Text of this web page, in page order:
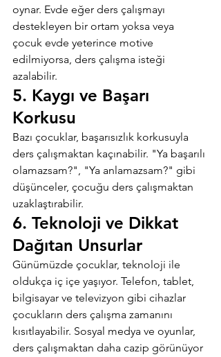
oynar. Evde eğer ders çalışmayı
destekleyen bir ortam yoksa veya
çocuk evde yeterince motive
edilmiyorsa, ders çalışma isteği
azalabilir.
5. Kaygı ve Başarı
Korkusu
Bazı çocuklar, başarısızlık korkusuyla
ders çalışmaktan kaçınabilir. "Ya başarılı
olamazsam?", "Ya anlamazsam?" gibi
düşünceler, çocuğu ders çalışmaktan
uzaklaştırabilir.
6. Teknoloji ve Dikkat
Dağıtan Unsurlar
Günümüzde çocuklar, teknoloji ile
oldukça iç içe yaşıyor. Telefon, tablet,
bilgisayar ve televizyon gibi cihazlar
çocukların ders çalışma zamanını
kısıtlayabilir. Sosyal medya ve oyunlar,
ders çalışmaktan daha cazip görünüyor